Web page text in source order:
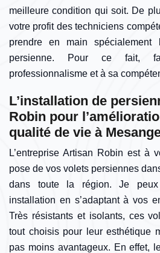
meilleure condition qui soit. De
votre profit des techniciens
prendre en main
persienne. Pour ce fait,
professionnalisme et à sa
L’installation de
Robin pour
qualité de vie à
L’entreprise Artisan Robin est à
pose de vos volets persiennes
dans toute la région. Je
installation en s’adaptant à vos
Très résistants et isolants, ces
tout choisis pour leur esthétique
pas moins avantageux. En effet,